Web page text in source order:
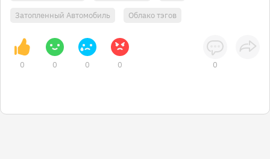
Затопленный Автомобиль Облако тэгов
0 0 0 0 0